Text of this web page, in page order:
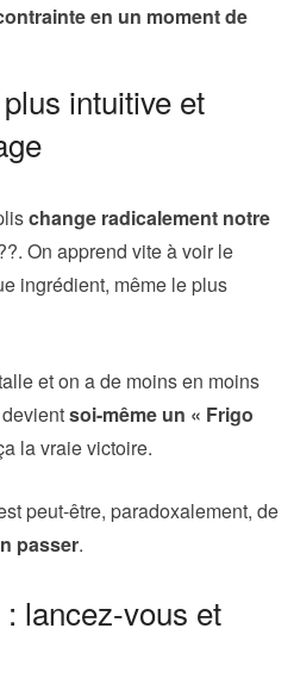
en un moment de
intuitive et
change radicalement notre
On apprend vite à voir le
ingrédient, même le plus
et on a de moins en moins
soi-même un « Frigo
la vraie victoire.
peut-être, paradoxalement, de
passer.
lancez-vous et